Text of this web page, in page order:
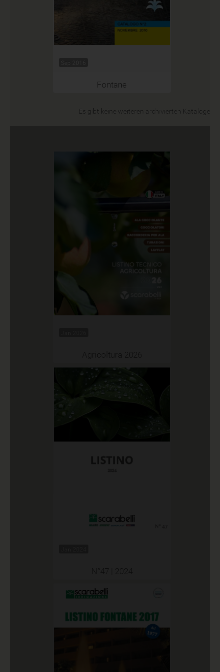
Sep 2016
Fontane
Es gibt keine weiteren archivierten Kataloge